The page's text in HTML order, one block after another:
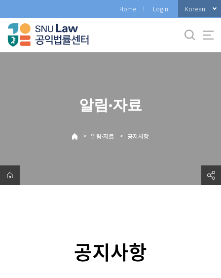
로
메
Home Login Korean
알림·자료
> 알림·자료 > 공지사항
공지사항